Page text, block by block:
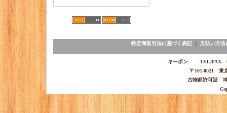
特定商取引法に基づく表記｜ 支払い方法
キーポン TEL/FAX
〒101-0021 東
古物商許可証